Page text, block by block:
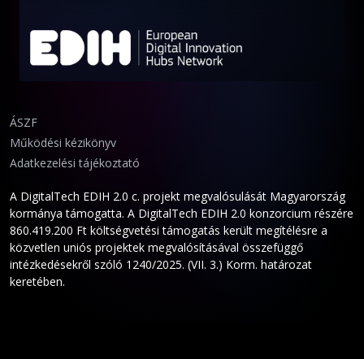
ÁSZF
Működési kézikönyv
Adatkezelési tájékoztató
A DigitalTech EDIH 2.0 c. projekt megvalósulását Magyarország
kormánya támogatta. A DigitalTech EDIH 2.0 konzorcium részére
860.419.200 Ft költségvetési támogatás került megítélésre a
közvetlen uniós projektek megvalósításával összefüggő
intézkedésekről szóló 1240/2025. (VII. 3.) Korm. határozat
keretében.